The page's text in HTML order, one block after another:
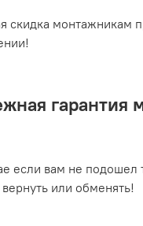
скидка монтажникам
гарантия
если вам не подошел
или обменять!